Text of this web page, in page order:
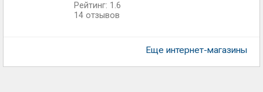
Рейтинг: 1.6
14 отзывов
Еще интернет-магазины